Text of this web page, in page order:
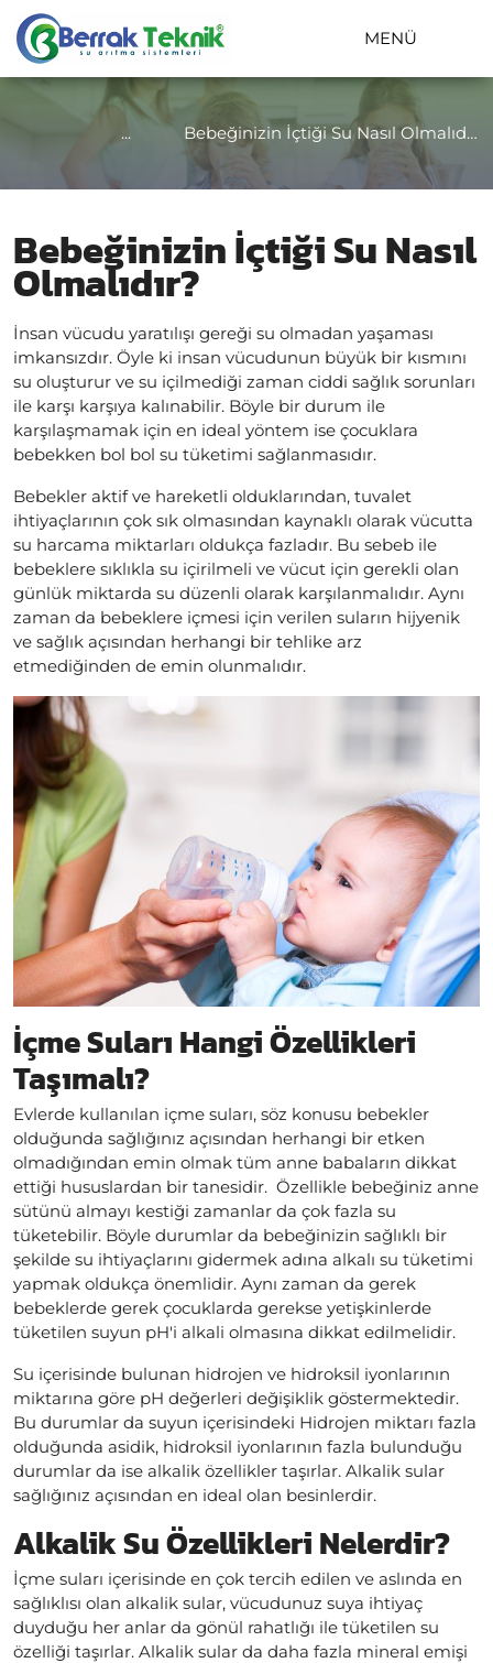
MENÜ
... Bebeğinizin İçtiği Su Nasıl Olmalıdır?
Bebeğinizin İçtiği Su Nasıl
Olmalıdır?
İnsan vücudu yaratılışı gereği su olmadan yaşaması
imkansızdır. Öyle ki insan vücudunun büyük bir kısmını
su oluşturur ve su içilmediği zaman ciddi sağlık sorunları
ile karşı karşıya kalınabilir. Böyle bir durum ile
karşılaşmamak için en ideal yöntem ise çocuklara
bebekken bol bol su tüketimi sağlanmasıdır.
Bebekler aktif ve hareketli olduklarından, tuvalet
ihtiyaçlarının çok sık olmasından kaynaklı olarak vücutta
su harcama miktarları oldukça fazladır. Bu sebeb ile
bebeklere sıklıkla su içirilmeli ve vücut için gerekli olan
günlük miktarda su düzenli olarak karşılanmalıdır. Aynı
zaman da bebeklere içmesi için verilen suların hijyenik
ve sağlık açısından herhangi bir tehlike arz
etmediğinden de emin olunmalıdır.
İçme Suları Hangi Özellikleri
Taşımalı?
Evlerde kullanılan içme suları, söz konusu bebekler
olduğunda sağlığınız açısından herhangi bir etken
olmadığından emin olmak tüm anne babaların dikkat
ettiği hususlardan bir tanesidir. Özellikle bebeğiniz anne
sütünü almayı kestiği zamanlar da çok fazla su
tüketebilir. Böyle durumlar da bebeğinizin sağlıklı bir
şekilde su ihtiyaçlarını gidermek adına alkalı su tüketimi
yapmak oldukça önemlidir. Aynı zaman da gerek
bebeklerde gerek çocuklarda gerekse yetişkinlerde
tüketilen suyun pH'i alkali olmasına dikkat edilmelidir.
Su içerisinde bulunan hidrojen ve hidroksil iyonlarının
miktarına göre pH değerleri değişiklik göstermektedir.
Bu durumlar da suyun içerisindeki Hidrojen miktarı fazla
olduğunda asidik, hidroksil iyonlarının fazla bulunduğu
durumlar da ise alkalik özellikler taşırlar. Alkalik sular
sağlığınız açısından en ideal olan besinlerdir.
Alkalik Su Özellikleri Nelerdir?
İçme suları içerisinde en çok tercih edilen ve aslında en
sağlıklısı olan alkalik sular, vücudunuz suya ihtiyaç
duyduğu her anlar da gönül rahatlığı ile tüketilen su
özelliği taşırlar. Alkalik sular da daha fazla mineral emişi